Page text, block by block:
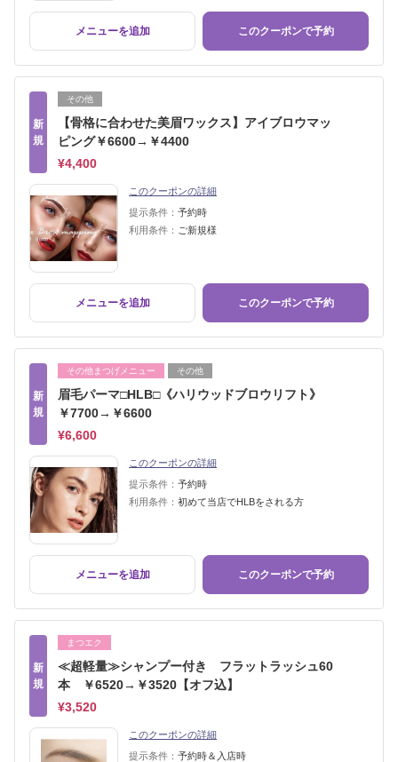
メニューを追加 このクーポンで予約
新
規
その他
【骨格に合わせた美眉ワックス】アイブロウマッ
ピング￥6600→￥4400
¥4,400
このクーポンの詳細
提示条件： 予約時
利用条件： ご新規様
メニューを追加 このクーポンで予約
新
規
その他まつげメニュー その他
眉毛パーマ□HLB□《ハリウッドブロウリフト》
￥7700→￥6600
¥6,600
このクーポンの詳細
提示条件： 予約時
利用条件： 初めて当店でHLBをされる方
メニューを追加 このクーポンで予約
新
規
まつエク
≪超軽量≫シャンプー付き フラットラッシュ60
本 ￥6520→￥3520【オフ込】
¥3,520
このクーポンの詳細
提示条件： 予約時＆入店時